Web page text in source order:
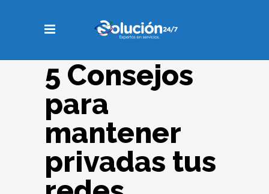
5 Consejos
para
mantener
privadas tus